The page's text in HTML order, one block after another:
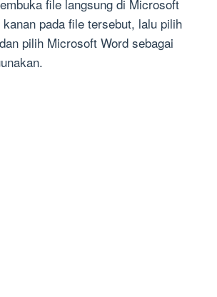
file langsung di Microsoft
pada file tersebut, lalu pilih
pilih Microsoft Word sebagai